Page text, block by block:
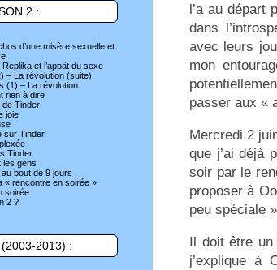
2 :
d’une misère sexuelle et
et l’appât du sexe
– La révolution (suite)
(1) – La révolution
rien à dire
de Tinder
joie
sur Tinder
Tinder
les gens
bout de 9 jours
« rencontre en soirée »
soirée
2 ?
2013) :
l’a au
dans
avec leurs
mon
passer aux «
Mercredi 2
que j’ai déjà
soir par le
proposer à
peu spéciale
Il doit être un
j’explique à